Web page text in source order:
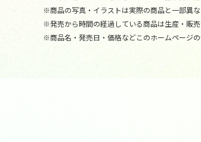
※商品の写真・イラストは実際の商品と一部異
※発売から時間の経過している商品は生産・販
※商品名・発売日・価格などこのホームページ